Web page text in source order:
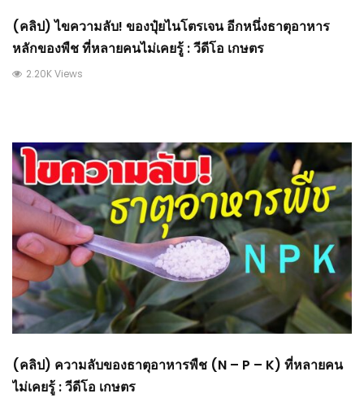
(คลิป) ไขความลับ! ของปุ๋ยไนโตรเจน อีกหนึ่งธาตุอาหาร
หลักของพืช ที่หลายคนไม่เคยรู้ : วีดีโอ เกษตร
2.20K Views
(คลิป) ความลับของธาตุอาหารพืช (N – P – K) ที่หลายคน
ไม่เคยรู้ : วีดีโอ เกษตร